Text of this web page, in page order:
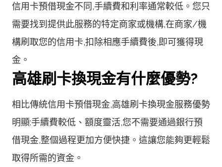
信用卡預借現金不同,手續費和利率通常較低。您只
需要找到提供此服務的特定商家或機構,在商家/機
構刷取您的信用卡,扣除相應手續費後,即可獲得現
金。
高雄刷卡換現金有什麼優勢?
相比傳統信用卡預借現金,高雄刷卡換現金服務優勢
明顯:手續費較低、額度靈活,您不需要通過銀行預
借現金,整個過程更加方便快捷。這讓您能夠更輕鬆
取得所需的資金。